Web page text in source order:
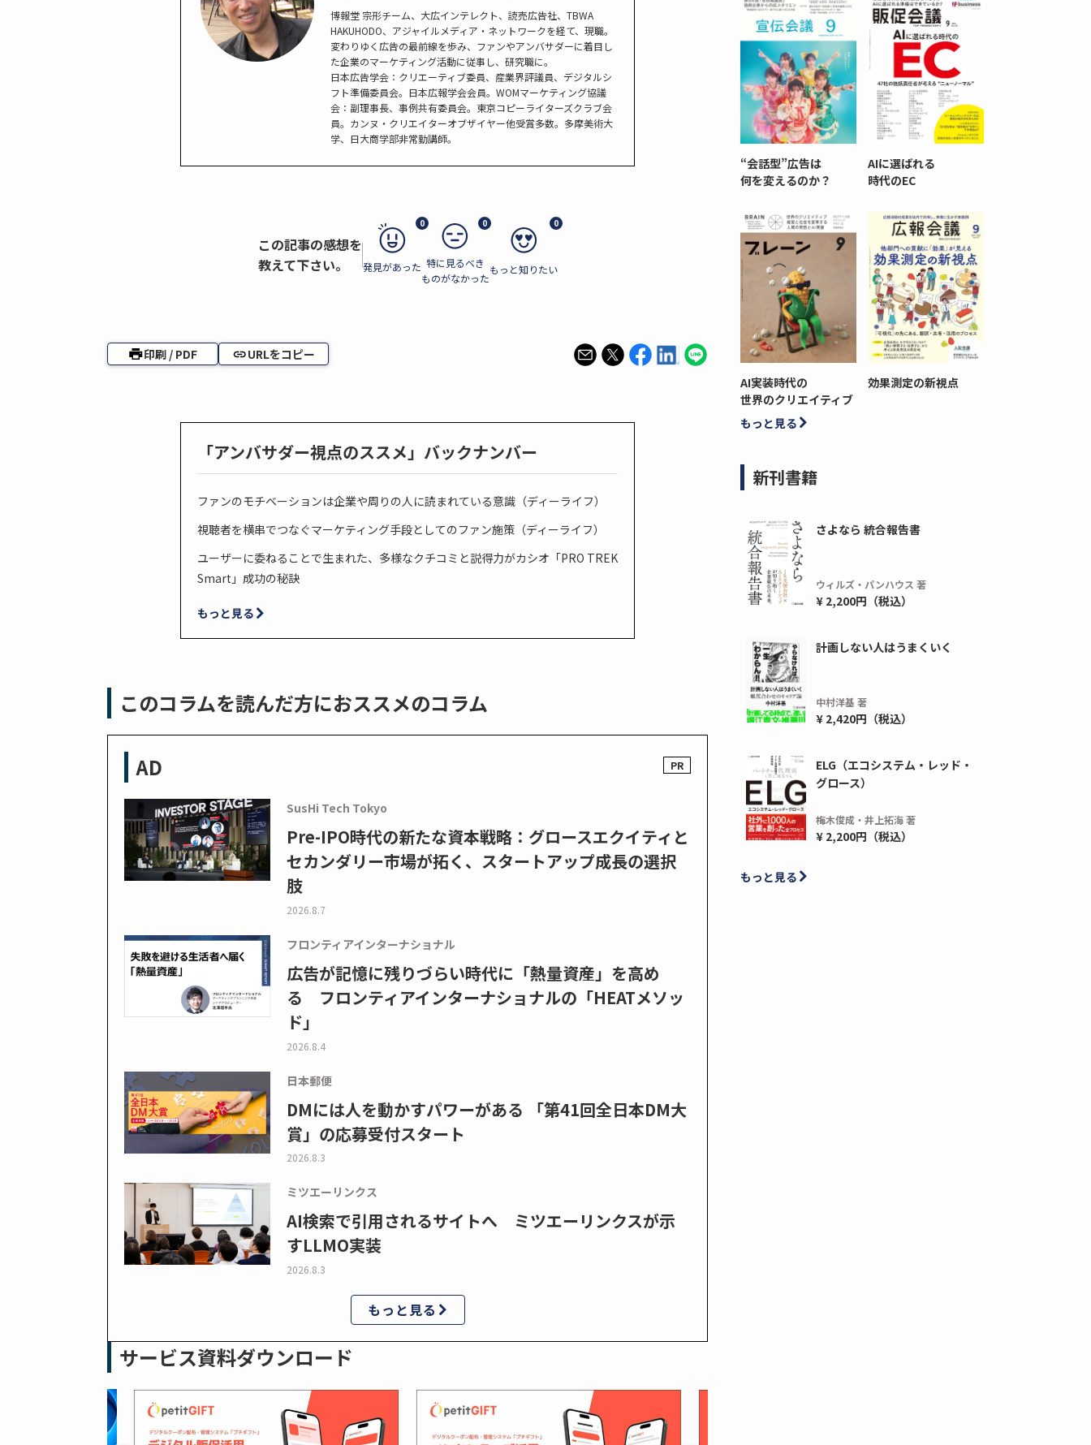
博報堂 宗形チーム、大広インテレクト、読売広告社、TBWA
HAKUHODO、アジャイルメディア・ネットワークを経て、現職。
変わりゆく広告の最前線を歩み、ファンやアンバサダーに着目し
た企業のマーケティング活動に従事し、研究職に。
日本広告学会：クリエーティブ委員、産業界評議員、デジタルシ
フト準備委員会。日本広報学会会員。WOMマーケティング協議
会：副理事長、事例共有委員会。東京コピーライターズクラブ会
員。カンヌ・クリエイターオブザイヤー他受賞多数。多摩美術大
学、日大商学部非常勤講師。
この記事の感想を
教えて下さい。
0
発見があった
0
特に見るべき
ものがなかった
0
もっと知りたい
印刷 / PDF URLをコピー
「アンバサダー視点のススメ」バックナンバー
ファンのモチベーションは企業や周りの人に読まれている意識（ディーライフ）
視聴者を横串でつなぐマーケティング手段としてのファン施策（ディーライフ）
​ユーザーに委ねることで生まれた、多様なクチコミと説得力がカシオ「PRO TREK
Smart」成功の秘訣
もっと見る
このコラムを読んだ方におススメのコラム
AD
SusHi Tech Tokyo
Pre-IPO時代の新たな資本戦略：グロースエクイティと
セカンダリー市場が拓く、スタートアップ成長の選択
肢
2026.8.7
フロンティアインターナショナル
広告が記憶に残りづらい時代に「熱量資産」を高め
る フロンティアインターナショナルの「HEATメソッ
ド」
2026.8.4
日本郵便
DMには人を動かすパワーがある 「第41回全日本DM大
賞」の応募受付スタート
2026.8.3
ミツエーリンクス
AI検索で引用されるサイトへ ミツエーリンクスが示
すLLMO実装
2026.8.3
もっと見る
サービス資料ダウンロード
“会話型”広告は
何を変えるのか？
AIに選ばれる
時代のEC
AI実装時代の
世界のクリエイティブ
効果測定の新視点
もっと見る
新刊書籍
さよなら 統合報告書
ウィルズ・パンハウス 著
¥ 2,200円（税込）
計画しない人はうまくいく
中村洋基 著
¥ 2,420円（税込）
ELG（エコシステム・レッド・
グロース）
梅木俊成・井上拓海 著
¥ 2,200円（税込）
もっと見る